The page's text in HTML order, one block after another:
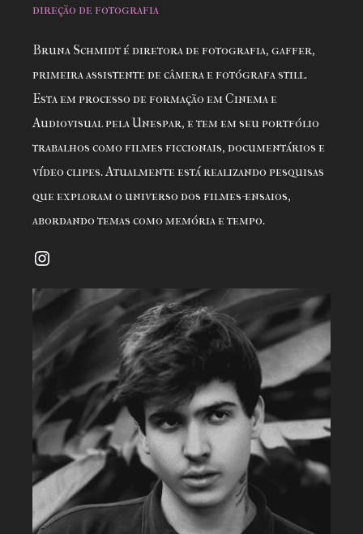
direção de fotografia
Bruna Schmidt é diretora de fotografia, gaffer,
primeira assistente de câmera e fotógrafa still.
Esta em processo de formação em Cinema e
Audiovisual pela Unespar, e tem em seu portfólio
trabalhos como filmes ficcionais, documentários e
vídeo clipes. Atualmente está realizando pesquisas
que exploram o universo dos filmes-ensaios,
abordando temas como memória e tempo.
Instagram